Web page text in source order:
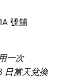
號舖
一次
日當天兌換